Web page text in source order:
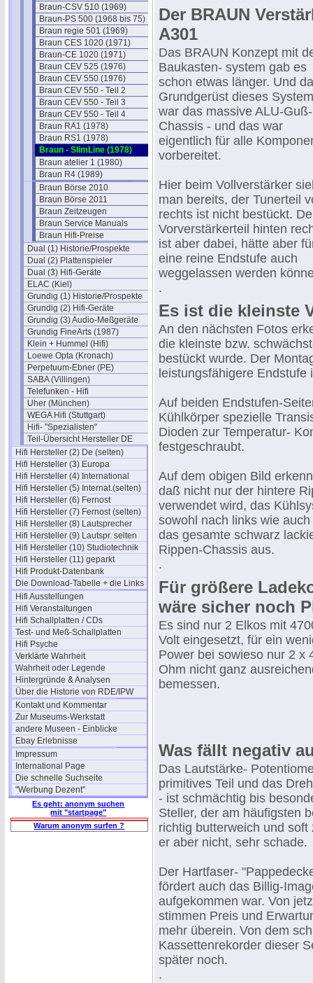
Braun-CSV 510 (1969)
Braun-PS 500 (1968 bis 75)
Braun regie 501 (1969)
Braun CES 1020 (1971)
Braun-CE 1020 (1971)
Braun CEV 525 (1976)
Braun CEV 550 (1976)
Braun CEV 550 - Teil 2
Braun CEV 550 - Teil 3
Braun CEV 550 - Teil 4
Braun RA1 (1978)
Braun RS1 (1978)
Braun - SlimLine (1978)
Braun atelier 1 (1980)
Braun R4 (1989)
Braun Börse 2010
Braun Börse 2011
Braun Zeitzeugen
Braun Service Manuals
Braun Hifi-Preise
Dual (1) Historie/Prospekte
Dual (2) Plattenspieler
Dual (3) Hifi-Geräte
ELAC (Kiel)
Grundig (1) Historie/Prospekte
Grundig (2) Hifi-Geräte
Grundig (3) Audio-Meßgeräte
Grundig FineArts (1987)
Klein + Hummel (Hifi)
Loewe Opta (Kronach)
Perpetuum-Ebner (PE)
SABA (Villingen)
Telefunken - Hifi
Uher (München)
WEGA Hifi (Stuttgart)
Hifi- "Spezialisten"
Teil-Übersicht Hersteller DE
Hifi Hersteller (2) De (selten)
Hifi Hersteller (3) Europa
Hifi Hersteller (4) International
Hifi Hersteller (5) Internat.(selten)
Hifi Hersteller (6) Fernost
Hifi Hersteller (7) Fernost (selten)
Hifi Hersteller (8) Lautsprecher
Hifi Hersteller (9) Lautspr. selten
Hifi Hersteller (10) Studiotechnik
Hifi Hersteller (11) geparkt
Hifi Produkt-Datenbank
Die Download-Tabelle + die Links
Hifi Ausstellungen
Hifi Veranstaltungen
Hifi Schallplatten / CDs
Test- und Meß-Schallplatten
Hifi Psyche
Verklärte Wahrheit
Wahrheit oder Legende
Hintergründe & Analysen
Über die Historie von RDE/IPW
Kontakt und Kommentar
Zur Museums-Werkstatt
andere Museen - Einblicke
Ebay Erlebnisse
Impressum
International Page
Die schnelle Suchseite
"Werbung Dezent"
Es geht: anonym suchen
mit "startpage"
Warum anonym surfen ?
Der BRAUN
A301
Das BRAUN Konzept mit
Baukasten- system gab es
schon etwas länger. Und
Grundgerüst dieses
war das massive ALU-Guß-
Chassis - und das war
eigentlich für alle
vorbereitet.
Hier beim Vollverstärker
man bereits, der Tunerteil
rechts ist nicht bestückt.
Vorverstärkerteil hinten
ist aber dabei, hätte aber
eine reine Endstufe auch
weggelassen werden
.
Es ist die kleinste
An den nächsten Fotos
die kleinste bzw.
bestückt wurde. Der
leistungsfähigere Endstufe
Auf beiden Endstufen-
Kühlkörper spezielle
Dioden zur Temperatur-
festgeschraubt.
Auf dem obigen Bild
daß nicht nur der hintere
verwendet wird, das
sowohl nach links wie
das gesamte schwarz
Rippen-Chassis aus.
.
Für größere
wäre sicher noch
Es sind nur 2 Elkos mit
Volt eingesetzt, für ein
Power bei sowieso nur 2 x
Ohm nicht ganz
bemessen.
Was fällt negativ
Das Lautstärke-
primitives Teil und das
- ist schmächtig bis
Steller, der am häufigsten
richtig butterweich und
er aber nicht, sehr schade.
Der Hartfaser-
fördert auch das Billig-
aufgekommen war. Von
stimmen Preis und
mehr überein. Von dem
Kassettenrekorder dieser
später noch.
.